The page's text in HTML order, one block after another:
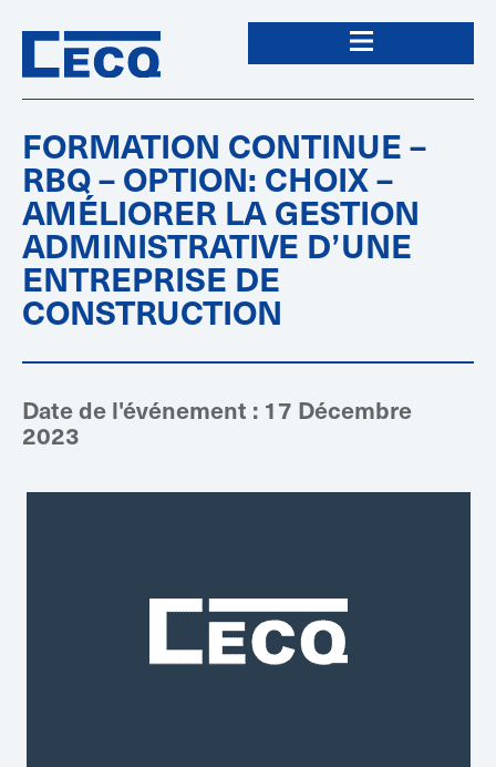
FORMATION CONTINUE –
RBQ – OPTION: CHOIX –
AMÉLIORER LA GESTION
ADMINISTRATIVE D’UNE
ENTREPRISE DE
CONSTRUCTION
Date de l'événement : 17 Décembre
2023